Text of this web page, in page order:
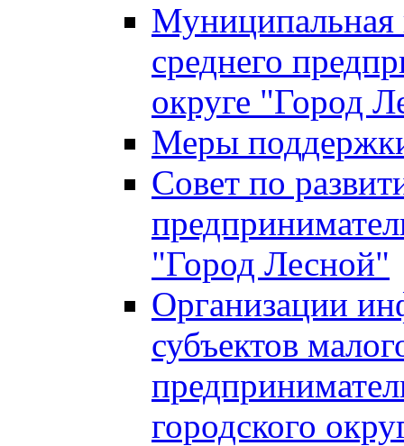
Муниципальная
среднего
округе "Город
Меры
Совет по
"Город Лесной"
Организации
субъектов
городского